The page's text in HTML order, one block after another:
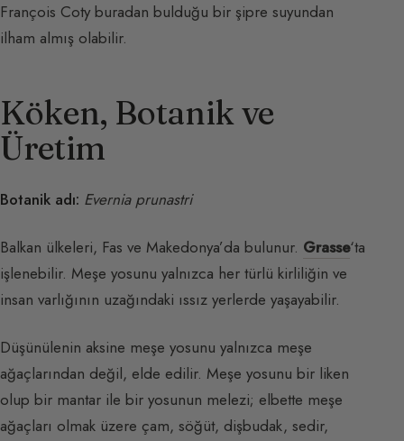
François Coty buradan bulduğu bir şipre suyundan
ilham almış olabilir.
Köken, Botanik ve
Üretim
Botanik adı: Evernia prunastri
Balkan ülkeleri, Fas ve Makedonya’da bulunur. Grasse‘ta
işlenebilir. Meşe yosunu yalnızca her türlü kirliliğin ve
insan varlığının uzağındaki ıssız yerlerde yaşayabilir.
Düşünülenin aksine meşe yosunu yalnızca meşe
ağaçlarından değil, elde edilir. Meşe yosunu bir liken
olup bir mantar ile bir yosunun melezi; elbette meşe
ağaçları olmak üzere çam, söğüt, dişbudak, sedir,